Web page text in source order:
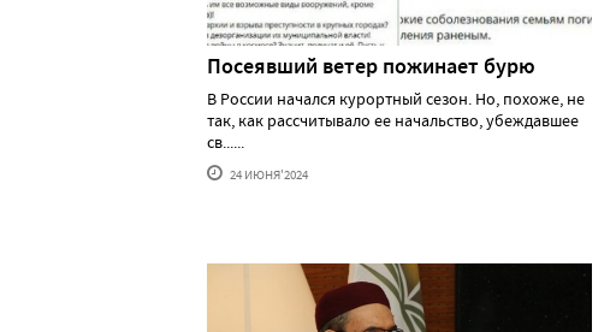
Посеявший ветер пожинает бурю
В России начался курортный сезон. Но, похоже, не
так, как рассчитывало ее начальство, убеждавшее
св......
24 ИЮНЯ'2024